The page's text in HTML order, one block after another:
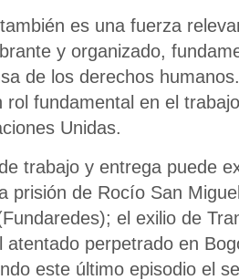
es una fuerza
y organizado,
de los derechos
rol fundamental en el
Unidas.
trabajo y entrega puede
prisión de Rocío San
el exilio de
atentado perpetrado en
este último episodio el